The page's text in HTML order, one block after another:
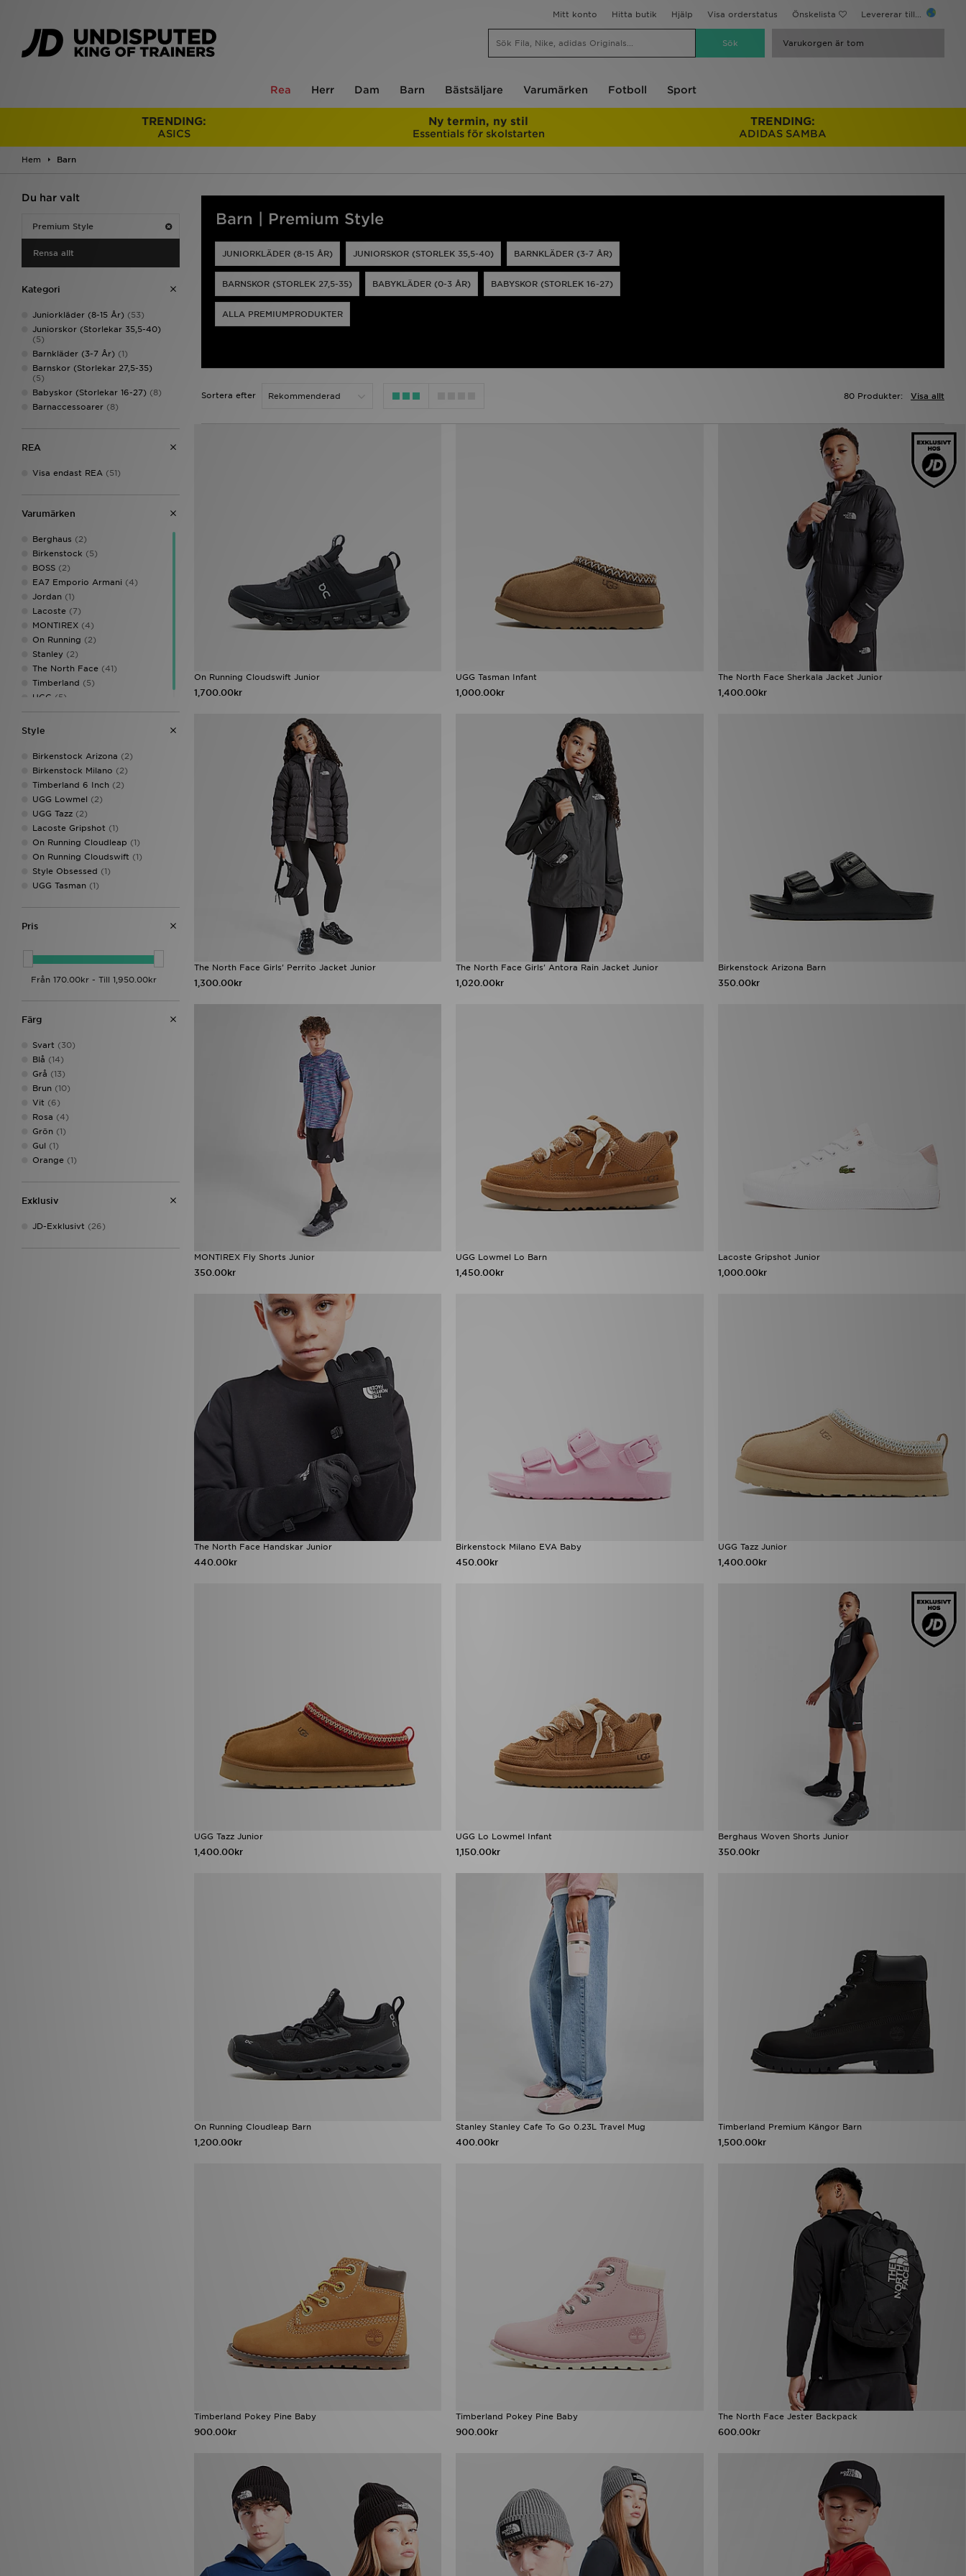
Mitt konto Hitta butik Hjälp Visa orderstatus Önskelista Levererar till...
Varukorgen är tom
Rea Herr Dam Barn Bästsäljare Varumärken Fotboll Sport
TRENDING:
ASICS
Ny termin, ny stil
Essentials för skolstarten
TRENDING:
ADIDAS SAMBA
Hem Barn
Du har valt
Premium Style
Rensa allt
Kategori
Juniorkläder (8-15 År) (53)
Juniorskor (Storlekar 35,5-40)
(5)
Barnkläder (3-7 År) (1)
Barnskor (Storlekar 27,5-35)
(5)
Babyskor (Storlekar 16-27) (8)
Barnaccessoarer (8)
REA
Visa endast REA (51)
Varumärken
Berghaus (2)
Birkenstock (5)
BOSS (2)
EA7 Emporio Armani (4)
Jordan (1)
Lacoste (7)
MONTIREX (4)
On Running (2)
Stanley (2)
The North Face (41)
Timberland (5)
UGG (5)
Style
Birkenstock Arizona (2)
Birkenstock Milano (2)
Timberland 6 Inch (2)
UGG Lowmel (2)
UGG Tazz (2)
Lacoste Gripshot (1)
On Running Cloudleap (1)
On Running Cloudswift (1)
Style Obsessed (1)
UGG Tasman (1)
Pris
Färg
Svart (30)
Blå (14)
Grå (13)
Brun (10)
Vit (6)
Rosa (4)
Grön (1)
Gul (1)
Orange (1)
Exklusiv
JD-Exklusivt (26)
Barn | Premium Style
JUNIORKLÄDER (8-15 ÅR) JUNIORSKOR (STORLEK 35,5-40) BARNKLÄDER (3-7 ÅR)
BARNSKOR (STORLEK 27,5-35) BABYKLÄDER (0-3 ÅR) BABYSKOR (STORLEK 16-27)
ALLA PREMIUMPRODUKTER
Sortera efter Visa allt
80 Produkter:
On Running Cloudswift Junior
1,700.00kr
UGG Tasman Infant
1,000.00kr
The North Face Sherkala Jacket Junior
1,400.00kr
The North Face Girls' Perrito Jacket Junior
1,300.00kr
The North Face Girls' Antora Rain Jacket Junior
1,020.00kr
Birkenstock Arizona Barn
350.00kr
MONTIREX Fly Shorts Junior
350.00kr
UGG Lowmel Lo Barn
1,450.00kr
Lacoste Gripshot Junior
1,000.00kr
The North Face Handskar Junior
440.00kr
Birkenstock Milano EVA Baby
450.00kr
UGG Tazz Junior
1,400.00kr
UGG Tazz Junior
1,400.00kr
UGG Lo Lowmel Infant
1,150.00kr
Berghaus Woven Shorts Junior
350.00kr
On Running Cloudleap Barn
1,200.00kr
Stanley Stanley Cafe To Go 0.23L Travel Mug
400.00kr
Timberland Premium Kängor Barn
1,500.00kr
Timberland Pokey Pine Baby
900.00kr
Timberland Pokey Pine Baby
900.00kr
The North Face Jester Backpack
600.00kr